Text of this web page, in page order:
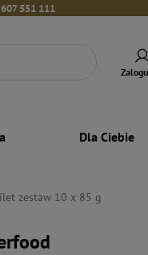
551 111
Dla Ciebie
zestaw 10 x 85 g